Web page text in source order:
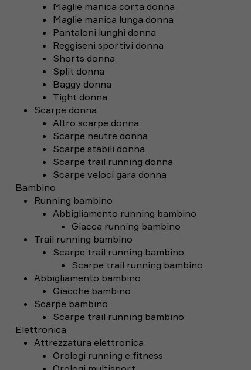
Maglie manica corta donna
Maglie manica lunga donna
Pantaloni lunghi donna
Reggiseni sportivi donna
Shorts donna
Split donna
Baggy donna
Tight donna
Scarpe donna
Altro scarpe donna
Scarpe neutre donna
Scarpe stabili donna
Scarpe trail running donna
Scarpe veloci gara donna
Bambino
Running bambino
Abbigliamento running bambino
Giacca running bambino
Trail running bambino
Scarpe trail running bambino
Scarpe trail running bambino
Abbigliamento bambino
Giacche bambino
Scarpe bambino
Scarpe trail running bambino
Elettronica
Attrezzatura elettronica
Orologi running e fitness